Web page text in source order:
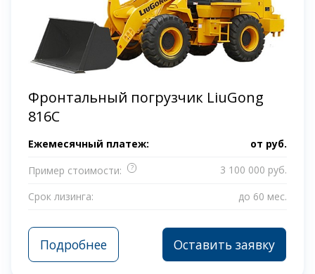
Фронтальный погрузчик LiuGong
816C
Ежемесячный платеж: от руб.
Пример стоимости:
?
3 100 000 руб.
Срок лизинга:
до 60 мес.
Подробнее Оставить заявку